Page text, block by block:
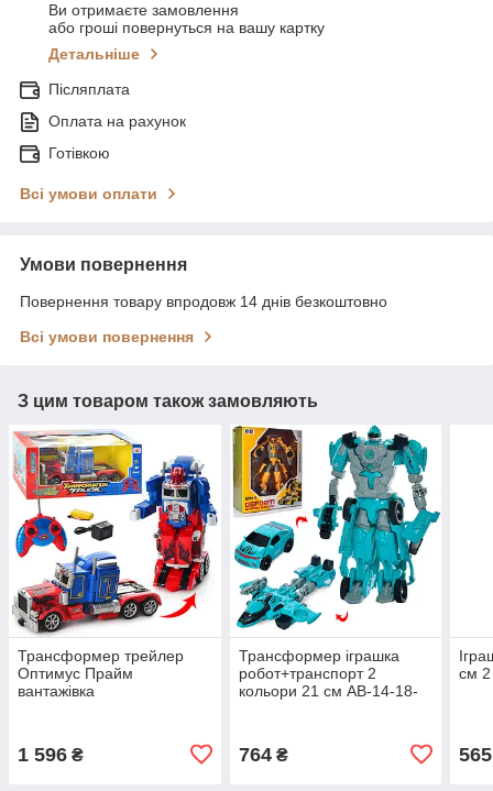
Ви отримаєте замовлення
або гроші повернуться на вашу картку
Детальніше
Післяплата
Оплата на рахунок
Готівкою
Всі умови оплати
Умови повернення
Повернення товару впродовж 14 днів безкоштовно
Всі умови повернення
З цим товаром також замовляють
Трансформер трейлер
Оптимус Прайм
вантажівка
1 596 ₴
Трансформер іграшка
робот+транспорт 2
кольори 21 см AB-14-18-
764₴
см 2
565